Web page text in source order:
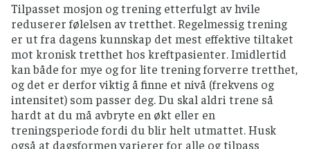
Tilpasset mosjon og trening etterfulgt av hvile
reduserer følelsen av tretthet. Regelmessig trening
er ut fra dagens kunnskap det mest effektive tiltaket
mot kronisk tretthet hos kreftpasienter. Imidlertid
kan både for mye og for lite trening forverre tretthet,
og det er derfor viktig å finne et nivå (frekvens og
intensitet) som passer deg. Du skal aldri trene så
hardt at du må avbryte en økt eller en
treningsperiode fordi du blir helt utmattet. Husk
også at dagsformen varierer for alle og tilpass